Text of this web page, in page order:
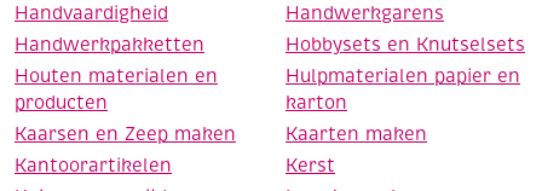
Handvaardigheid
Handwerkgarens
Handwerkpakketten
Hobbysets en Knutselsets
Houten materialen en
producten
Hulpmaterialen papier en
karton
Kaarsen en Zeep maken
Kaarten maken
Kantoorartikelen
Kerst